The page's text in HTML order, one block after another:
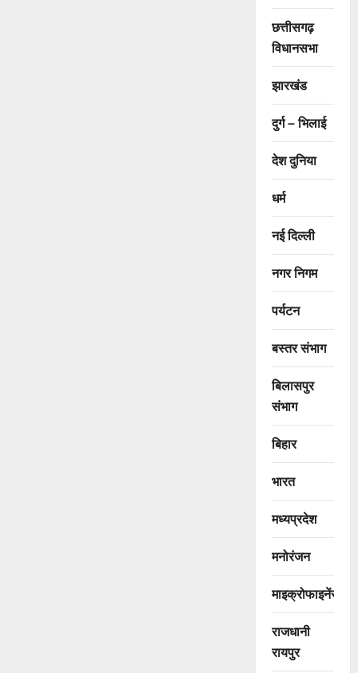
छत्तीसगढ़
विधानसभा
झारखंड
दुर्ग – भिलाई
देश दुनिया
धर्म
नई दिल्ली
नगर निगम
पर्यटन
बस्तर संभाग
बिलासपुर
संभाग
बिहार
भारत
मध्यप्रदेश
मनोरंजन
माइक्रोफाइनेंस
राजधानी
रायपुर